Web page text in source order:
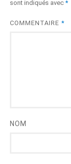
sont indiqués avec *
COMMENTAIRE *
NOM